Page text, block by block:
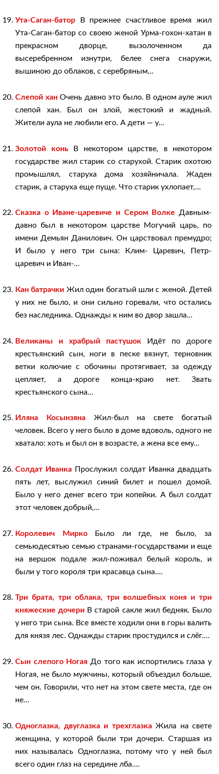
Ута-Саган-батор В прежнее счастливое время жил
Ута-Саган-батор со своею женой Урма-гохон-хатан в
прекрасном дворце, вызолоченном да
высеребренном изнутри, белее снега снаружи,
вышиною до облаков, с серебряным...
Слепой ханОчень давно это было. В одном ауле жил
слепой хан. Был он злой, жестокий и жадный.
Жители аула не любили его. А дети — у...
Золотой коньВ некотором царстве, в некотором
государстве жил старик со старухой. Старик охотою
промышлял, старуха дома хозяйничала. Жаден
старик, а старуха еще пуще. Что старик ухлопает,...
Сказка о Иване-царевиче и Сером Волке Давным-
давно был в некотором царстве Могучий царь, по
имени Демьян Данилович. Он царствовал премудро;
И было у него три сына: Клим- Царевич, Петр-
царевич и Иван-...
Кан батрачки Жил один богатый шли с женой. Детей
у них не было, и они сильно горевали, что остались
без наследника. Однажды к ним во двор зашла...
Великаны и храбрый пастушок Идёт по дороге
крестьянский сын, ноги в песке вязнут, терновник
ветки колючие с обочины протягивает, за одежду
цепляет, а дороге конца-краю нет. Звать
крестьянского сына...
Иляна Косынзяна Жил-был на свете богатый
человек. Всего у него было в доме вдоволь, одного не
хватало: хоть и был он в возрасте, а жена все ему...
Солдат Иванка Прослужил солдат Иванка двадцать
пять лет, выслужил синий билет и пошел домой.
Было у него денег всего три копейки. А был солдат
этот человек добрый,...
Королевич МиркоБыло ли где, не было, за
семьюдесятью семью странами-государствами и еще
на вершок подале жил-поживал белый король, и
были у того короля три красавца сына....
Три брата, три облака, три волшебных коня и три
княжеские дочери В старой сакле жил бедняк. Было
у него три сына. Все вместе ходили они в горы валить
для князя лес. Однажды старик простудился и слёг....
Сын слепого Ногая До того как испортились глаза у
Ногая, не было мужчины, который объездил больше,
чем он. Говорили, что нет на этом свете места, где он
не...
Одноглазка, двуглазка и трехглазкаЖила на свете
женщина, у которой были три дочери. Старшая из
них называлась Одноглазка, потому что у ней был
всего один глаз на середине лба....